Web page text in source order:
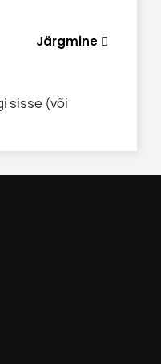
Järgmine
sisse (või